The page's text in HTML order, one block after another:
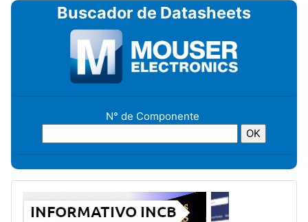
Buscador de Datasheets
N° de Componente